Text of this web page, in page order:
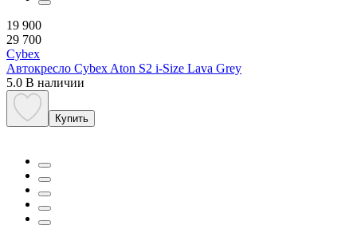
19 900
29 700
Cybex
Автокресло Cybex Aton S2 i-Size Lava Grey
5.0 В наличии
Купить